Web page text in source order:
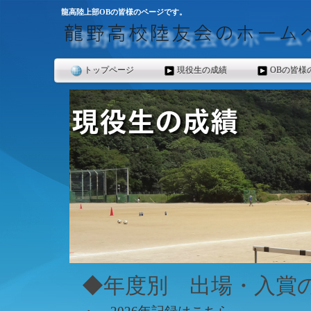
龍高陸上部OBの皆様のページです。
トップページ 現役生の成績 OBの皆様
◆年度別 出場・入賞